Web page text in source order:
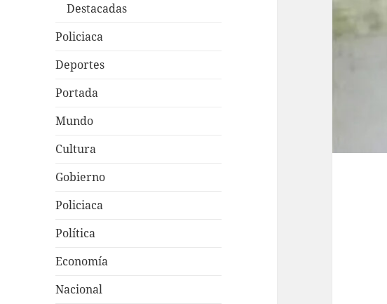
Destacadas
Policiaca
Deportes
Portada
Mundo
Cultura
Gobierno
Policiaca
Política
Economía
Nacional